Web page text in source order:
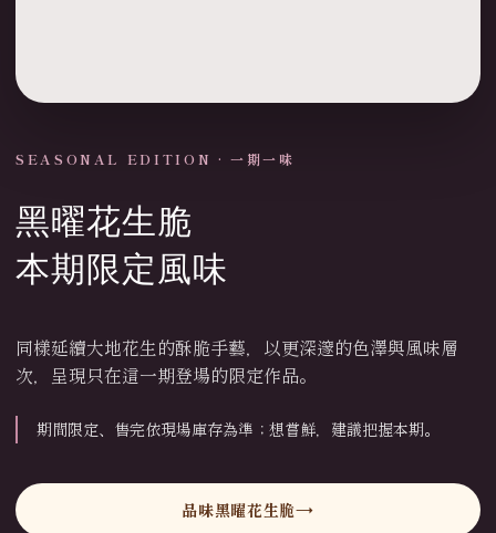
SEASONAL EDITION · 一期一味
黑曜花生脆
本期限定風味
同樣延續大地花生的酥脆手藝，以更深邃的色澤與風味層
次，呈現只在這一期登場的限定作品。
期間限定、售完依現場庫存為準；想嘗鮮，建議把握本期。
品味黑曜花生脆